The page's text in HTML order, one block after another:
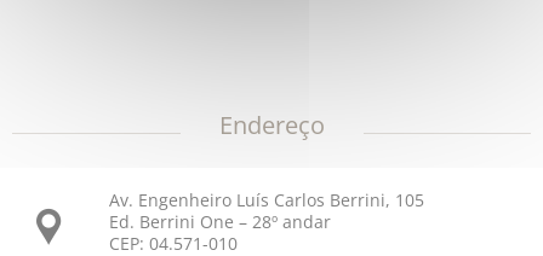
Endereço
Av. Engenheiro Luís Carlos Berrini, 105
Ed. Berrini One – 28º andar
CEP: 04.571-010